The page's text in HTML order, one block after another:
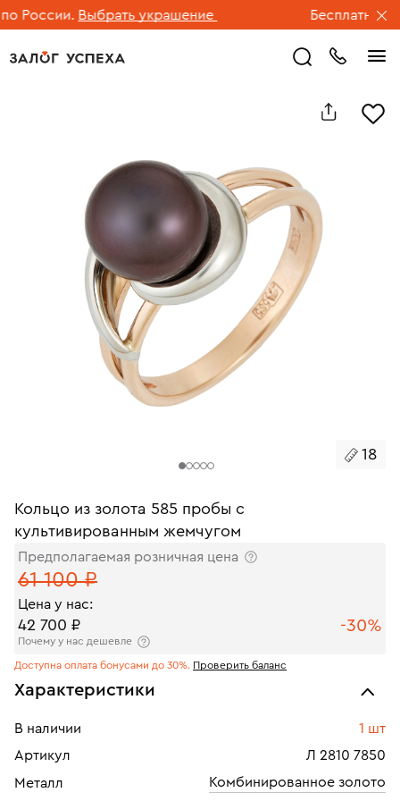
Выбрать украшение Бесплатная
18
Кольцо из золота 585 пробы с
культивированным жемчугом
Предполагаемая розничная цена
61 100 ₽
Цена у нас:
42 700 ₽ -30%
Почему у нас дешевле
Доступна оплата бонусами до 30%. Проверить баланс
Характеристики
В наличии
1 шт
Артикул
Л 2810 7850
Металл
Комбинированное золото